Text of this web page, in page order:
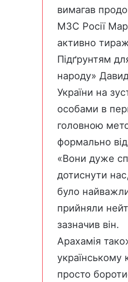
вимагав
МЗС Росії
активно
Підґрунтям
народу»
України на
особами в
головною
формально
«Вони дуже
дотиснути
було
прийняли
зазначив він.
Арахамія
українському
просто